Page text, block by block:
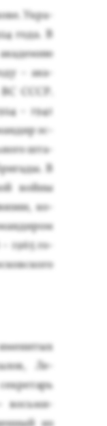
Ук­ра­
го­да. В
– ака­
СССР.
– 1941
эс­
шта­
В
вой­ны
ко­
1965 го­
Ле­
вось­ми­